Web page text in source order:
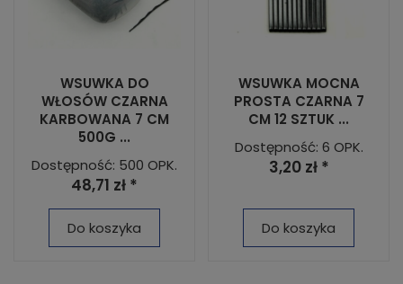
WSUWKA DO
WŁOSÓW CZARNA
KARBOWANA 7 CM
500G ...
Dostępność: 500 OPK.
48,71 zł *
Do koszyka
WSUWKA MOCNA
PROSTA CZARNA 7
CM 12 SZTUK ...
Dostępność: 6 OPK.
3,20 zł *
Do koszyka